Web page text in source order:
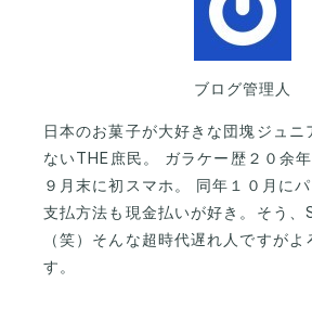
ブログ管理人
日本のお菓子が大好きな団塊ジュニ
ないTHE庶民。 ガラケー歴２０余
９月末に初スマホ。 同年１０月にパ
支払方法も現金払いが好き。そう、
（笑）そんな超時代遅れ人ですがよ
す。